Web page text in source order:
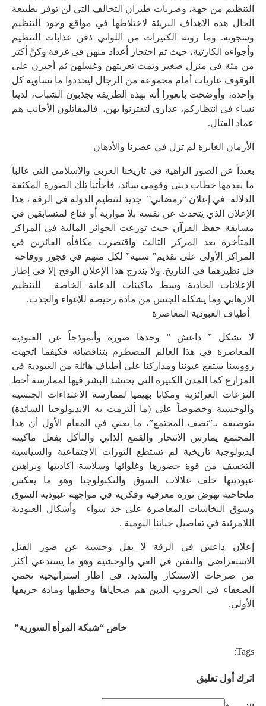
التنظيم من جهة، وضربات طيران التحالف التي لن توفر بطبيعة
الحال هذه الاهداف البريئة لاختلاطها في مواقع وجود التنظيم
وسجونه. وما روته الكثيرات من اللواتي ذقن عذابات التنظيم
وأجواءه الكارثية، حيث تم احتجاز أعداد منهن في غرفة وكنَّ أكثر
من مئة في منزل صغير وتمت تعريتهن وغسلهن ثم أجبرن على
الوقوف عاريات أمام مجموعة من الرجال ليحددوا ما تساويه كل
واحدة، وأوضحت بانغورا أنه بهذه الطريقة يجذبون الشباب، لدينا
نساء في انتظاركم، عذارى لتقترنوا بهن، فالمقاتلون الأجانب هم
عماد القتال.
الأزمان الغابرة لم تزل في عصرنا والأذهان
بعيداً عن الصور الزاهية في تاريخنا العربي والاسلامي التي غالباً
ما يقدمها خطاب ديني وقومي سائد، فاجأتنا تلك الصورة المكثفة
الدلالة في إعلان “رمضاني” جديد لتنظيم الدولة في الرقة ، هذا
الإعلان الذي يتحدث عن نفسه بلا مواربة أو قناع لمتسابقين في
مسابقة حفظ القرآن حيث توزعت الجوائز المالية في المراكز
المتأخرة بعد المركز الثالث واقتصرت مكافأة الفائزين في
المراكز الأولى على تقديم” سبية” لكل منهم في فجور ووقاحة
قل نظيرهما في التاريخ. ولا يندرج هذا الإعلان الوقح إلا في إطار
الإعلانات الجاذبة وسط ماكينات الدعاية الخاصة للتنظيم
الارهابي وما يشكله الجنس من مادة رخيصة للإغواء والجذب.
أطياف العبودية المعاصرة
لا تشكل ” داعش ” وحدها صورة وأنموذجاً عن العبودية
المعاصرة في هذا العالم المضطرم بتناقضاته فكيفما اتجهت
رؤوسنا ستقع عيوننا ومداركنا على أطياف هائلة من العبودية في
المزارع كما المدن الكبيرة التي يحتشد البشر فيها لممارسة أحط
النزعات الغرائزية ومكانا بهيميا لممارسة الاعتداءات الجنسية
والوحشية وخصوصاً على (ما ألتزمت به الايديولوجيا السائدة)
بتوصيفه بـ”نصف المجتمع”، ما يعني في المقام الأول أن هذا
المجتمع يمارس الانتحار والقمع الذاتي والتآكل بفعل ماكينة
ايديولوجية تاريخية لم تستطع الثورات الاجتماعية والسياسية
التخفيف من قوة حضورها وغلوائها وسلاسة أكاذيبها وبراهين
عبوديتها خلف غلالات السوق والتكنولوجيا وهو ما يعكس
ملحاحية نهوض ثورة معرفية وفكرية في مواجهة عبودية السوق
وسوق النخاسات المعاصرة على حد سواء وأشكال العبودية
اللامرئية في تفاصيل حياتنا اليومية .
إعلان داعش في الرقة لا يقل وحشية عن صور القتل
الاستعراضي والتفنن في الغي والوحشية وهو ما يستدعي أكثر
من صرخات الاستنكار والتنديد، في إطار استراتيجية تحمي
الضعفاء في الحروب الذين هم ضحاياها وحطبها ومادة حريقها
الأولى.
خاص “شبكة المرأة السورية”
Tags:
اترك أول تعليق